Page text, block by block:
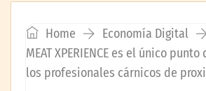
Home
Economía Digital
MEAT XPERIENCE es el único
los profesionales cárnicos de